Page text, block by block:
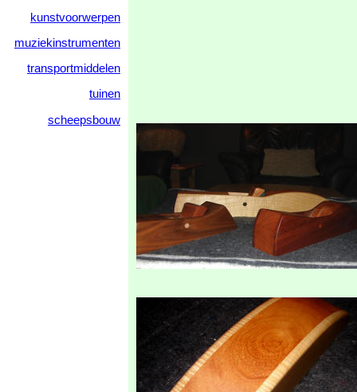
kunstvoorwerpen
muziekinstrumenten
transportmiddelen
tuinen
scheepsbouw